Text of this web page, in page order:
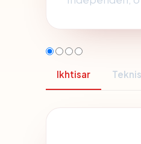
Ikhtisar Teknis